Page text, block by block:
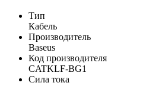
Тип
Кабель
Производитель
Baseus
Код производителя
CATKLF-BG1
Сила тока